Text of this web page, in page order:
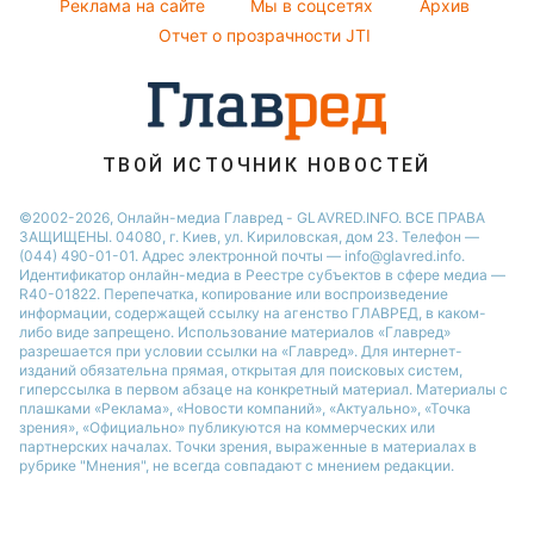
Новости Черкассы
Новости Днепра
Новости Ровно
Новости Тернополя
Новости Запорожья
Новости Одессы
Реклама на сайте
Мы в соцсетях
Архив
Отчет о прозрачности JTI
ТВОЙ ИСТОЧНИК НОВОСТЕЙ
©2002-2026, Онлайн-медиа Главред - GLAVRED.INFO. ВСЕ ПРАВА
ЗАЩИЩЕНЫ. 04080, г. Киев, ул. Кириловская, дом 23. Телефон —
(044) 490-01-01. Адрес электронной почты — info@glavred.info.
Идентификатор онлайн-медиа в Реестре cубъектов в сфере медиа —
R40-01822. Перепечатка, копирование или воспроизведение
информации, содержащей ссылку на агенство ГЛАВРЕД, в каком-
либо виде запрещено. Использование материалов «Главред»
разрешается при условии ссылки на «Главред». Для интернет-
изданий обязательна прямая, открытая для поисковых систем,
гиперссылка в первом абзаце на конкретный материал. Материалы с
плашками «Реклама», «Новости компаний», «Актуально», «Точка
зрения», «Официально» публикуются на коммерческих или
партнерских началах. Точки зрения, выраженные в материалах в
рубрике "Мнения", не всегда совпадают с мнением редакции.